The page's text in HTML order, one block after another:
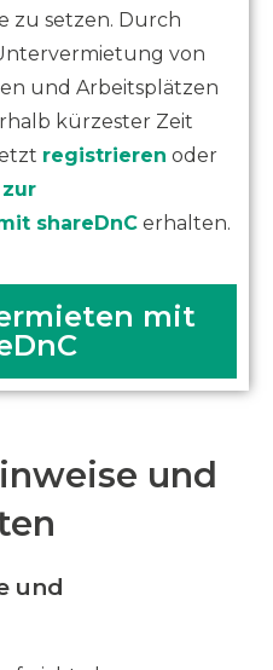
zu setzen. Durch
von
und Arbeitsplätzen
kürzester Zeit
registrieren oder
shareDnC erhalten.
mit
und
und